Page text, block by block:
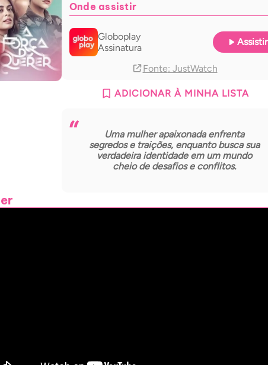
Onde assistir
Globoplay
Assinatura
Assistir
Fonte: JustWatch
ADICIONAR À MINHA LISTA
Uma mulher apaixonada enfrenta
segredos e traições, enquanto busca sua
verdadeira identidade em um mundo
cheio de desafios e conflitos.